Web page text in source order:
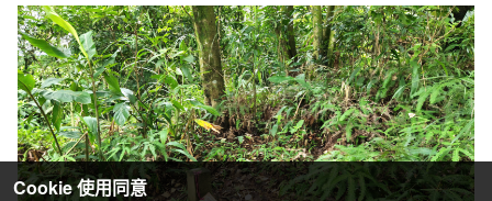
Cookie 使用同意